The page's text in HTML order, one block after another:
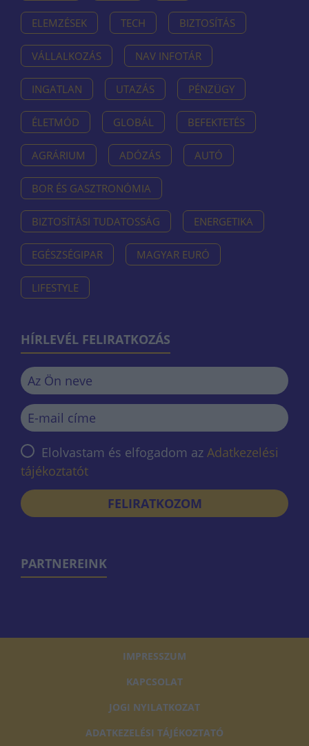
ELEMZÉSEK TECH BIZTOSÍTÁS
VÁLLALKOZÁS NAV INFOTÁR
INGATLAN UTAZÁS PÉNZÜGY
ÉLETMÓD GLOBÁL BEFEKTETÉS
AGRÁRIUM ADÓZÁS AUTÓ
BOR ÉS GASZTRONÓMIA
BIZTOSÍTÁSI TUDATOSSÁG ENERGETIKA
EGÉSZSÉGIPAR MAGYAR EURÓ
LIFESTYLE
HÍRLEVÉL FELIRATKOZÁS
Elolvastam és elfogadom az Adatkezelési
tájékoztatót
FELIRATKOZOM
PARTNEREINK
IMPRESSZUM
KAPCSOLAT
JOGI NYILATKOZAT
ADATKEZELÉSI TÁJÉKOZTATÓ